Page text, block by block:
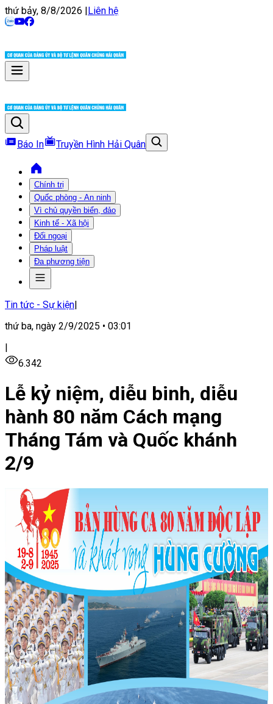
thứ bảy, 8/8/2026 |Liên hệ
Báo In Truyền Hình Hải Quân
Chính trị
Quốc phòng - An ninh
Vì chủ quyền biển, đảo
Kinh tế - Xã hội
Đối ngoại
Pháp luật
Đa phương tiện
Tin tức - Sự kiện|
thứ ba, ngày 2/9/2025 • 03:01
|
6.342
Lễ kỷ niệm, diễu binh, diễu
hành 80 năm Cách mạng
Tháng Tám và Quốc khánh
2/9